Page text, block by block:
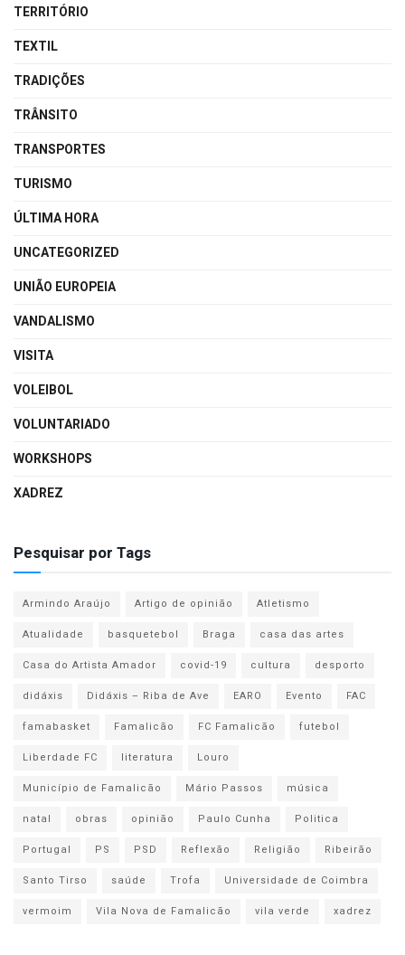
TERRITÓRIO
TEXTIL
TRADIÇÕES
TRÂNSITO
TRANSPORTES
TURISMO
ÚLTIMA HORA
UNCATEGORIZED
UNIÃO EUROPEIA
VANDALISMO
VISITA
VOLEIBOL
VOLUNTARIADO
WORKSHOPS
XADREZ
Pesquisar por Tags
Armindo Araújo Artigo de opinião
Atletismo
Atualidade
basquetebol Braga
casa das artes
Casa do Artista Amador
covid-19 cultura
desporto
didáxis
Didáxis – Riba de Ave EARO Evento
FAC
famabasket
Famalicão FC Famalicão
futebol
Liberdade FC
literatura
Louro
Município de Famalicão
Mário Passos
música
natal
obras opinião Paulo Cunha
Politica
Portugal
PS PSD Reflexão Religião
Ribeirão
Santo Tirso
saúde Trofa
Universidade de Coimbra
vermoim
Vila Nova de Famalicão vila verde xadrez